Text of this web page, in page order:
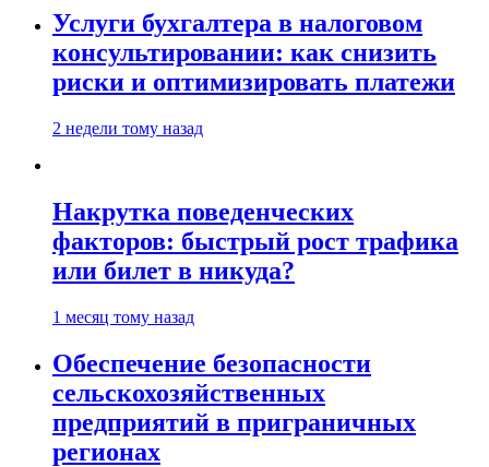
Услуги бухгалтера в налоговом
консультировании: как снизить
риски и оптимизировать платежи
2 недели тому назад
Накрутка поведенческих
факторов: быстрый рост трафика
или билет в никуда?
1 месяц тому назад
Обеспечение безопасности
сельскохозяйственных
предприятий в приграничных
регионах